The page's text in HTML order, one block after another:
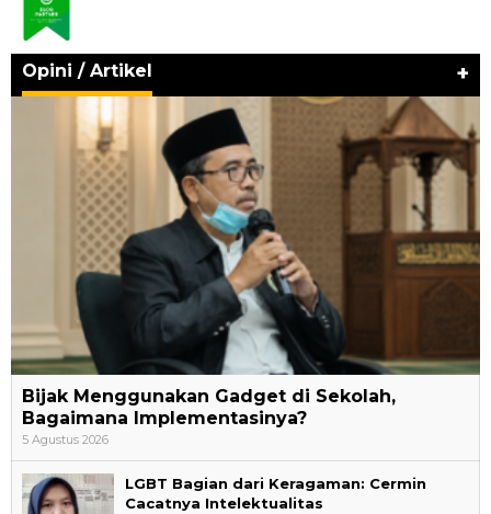
Opini / Artikel +
Bijak Menggunakan Gadget di Sekolah,
Bagaimana Implementasinya?
5 Agustus 2026
LGBT Bagian dari Keragaman: Cermin
Cacatnya Intelektualitas